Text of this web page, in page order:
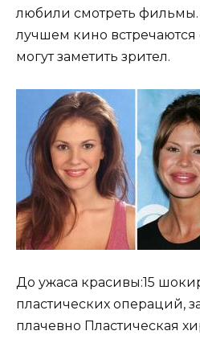
любили смотреть
лучшем кино
могут заметить зрител.
До ужаса красивы:15
пластических операций,
плачевно Пластическая